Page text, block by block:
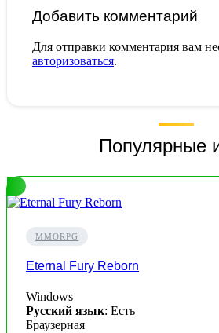
Добавить комментарий
Для отправки комментария вам
авторизоваться.
Популярные
MMORPG
Eternal Fury Reborn
Windows
Русский язык: Есть
Браузерная